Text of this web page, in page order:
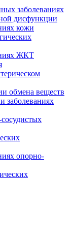
заболеваниях
дисфункции
кожи
ЖКТ
обмена веществ
заболеваниях
опорно-